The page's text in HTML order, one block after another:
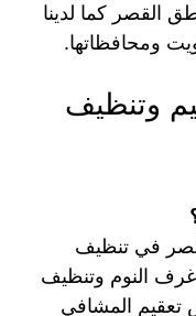
القصر كما لدينا
ومحافظاتها.
وتنظيف
في تنظيف
غرف النوم وتنظيف
تعقيم المشافي